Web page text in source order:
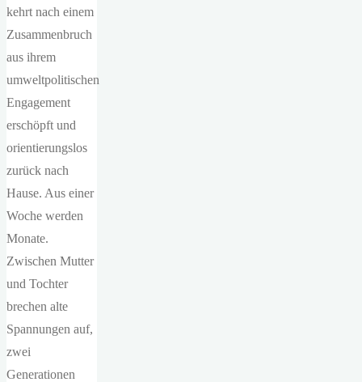
kehrt nach einem
Zusammenbruch
aus ihrem
umweltpolitischen
Engagement
erschöpft und
orientierungslos
zurück nach
Hause. Aus einer
Woche werden
Monate.
Zwischen Mutter
und Tochter
brechen alte
Spannungen auf,
zwei
Generationen